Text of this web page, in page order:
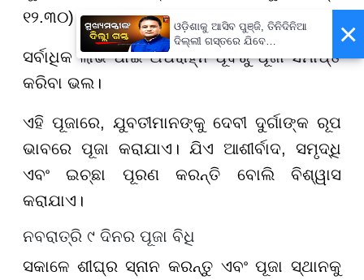
୧୨.୩୦)
ସର୍ବାଧିକ ଲାଭ ପାଇଁ ଅପରାହ୍ନ ପୂର୍ବରୁ ପୂଜା ସମାପ୍ତ
କରିବା ଭଲ।
ଏହି ପୂଜାରେ, ଯୁବତୀମାନଙ୍କୁ ଦେବୀ ଦୁର୍ଗାଙ୍କ ରୂପ
ଭାବରେ ପୂଜା କରାଯାଏ। ଯିଏ ଆଶୀର୍ବାଦ, ସମୃଦ୍ଧି
ଏବଂ ଇଚ୍ଛା ପୂରଣ କରନ୍ତି ବୋଲି ବିଶ୍ୱାସ
କରାଯାଏ।
ନବରାତ୍ରି ୯ ଦିନର ପୂଜା ବିଧି
ସକାଳେ ଶୀଘ୍ର ସ୍ନାନ କରନ୍ତୁ ଏବଂ ପୂଜା ସ୍ଥାନକୁ
×
ଓଡ଼ିଶାକୁ ଆସିବ ପୁଞ୍ଜି, ତିନିଦିନିଆ
ଦିଲ୍ଲୀ ଗସ୍ତରେ ଯିବେ